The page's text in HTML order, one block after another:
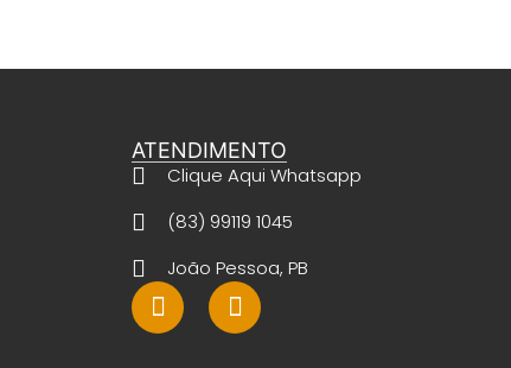
ATENDIMENTO
Clique Aqui Whatsapp
(83) 99119 1045
João Pessoa, PB